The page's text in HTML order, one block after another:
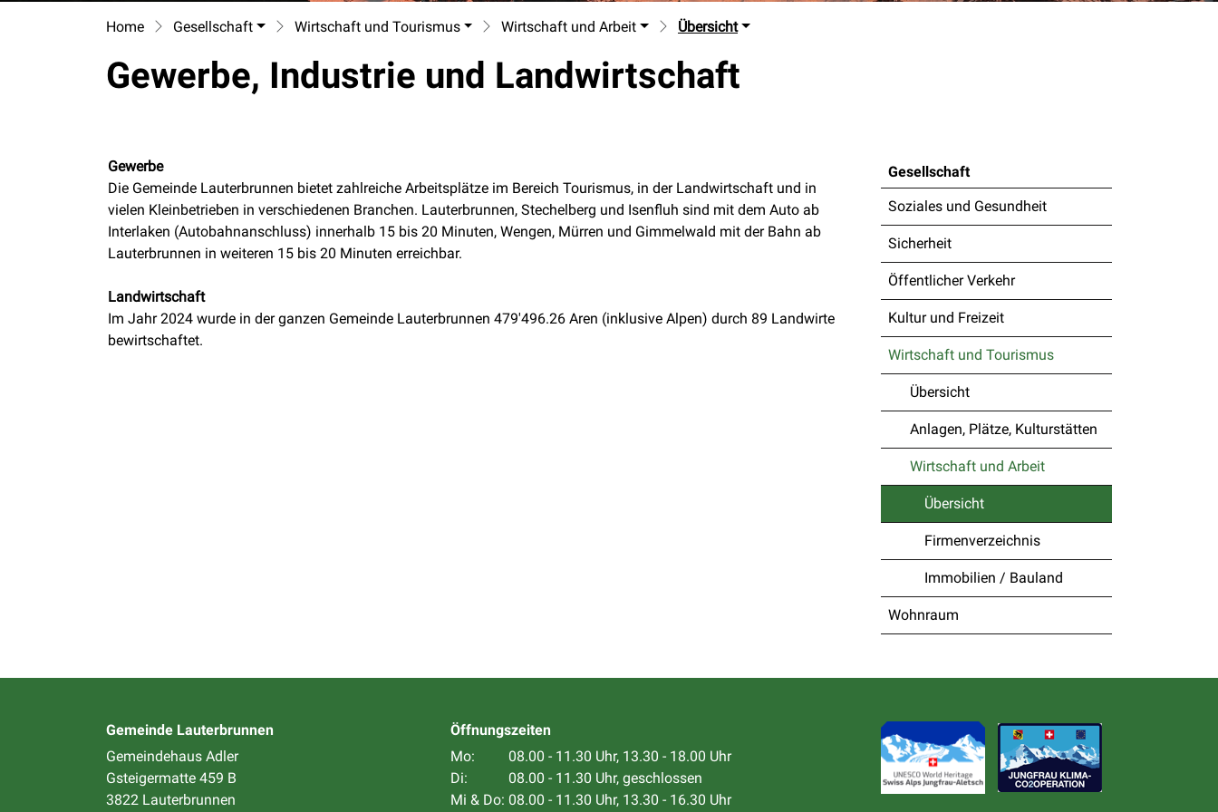
Home Gesellschaft Wirtschaft und Tourismus Wirtschaft und Arbeit Übersicht
Gewerbe, Industrie und Landwirtschaft
Gesellschaft
Soziales und Gesundheit
Sicherheit
Öffentlicher Verkehr
Kultur und Freizeit
Wirtschaft und Tourismus
Übersicht
Anlagen, Plätze, Kulturstätten
Wirtschaft und Arbeit
Übersicht
(ausgewählt)
Firmenverzeichnis
Immobilien / Bauland
Wohnraum
Gewerbe
Die Gemeinde Lauterbrunnen bietet zahlreiche Arbeitsplätze im Bereich Tourismus, in der Landwirtschaft und in
vielen Kleinbetrieben in verschiedenen Branchen. Lauterbrunnen, Stechelberg und Isenfluh sind mit dem Auto ab
Interlaken (Autobahnanschluss) innerhalb 15 bis 20 Minuten, Wengen, Mürren und Gimmelwald mit der Bahn ab
Lauterbrunnen in weiteren 15 bis 20 Minuten erreichbar.
Landwirtschaft
Im Jahr 2024 wurde in der ganzen Gemeinde Lauterbrunnen 479'496.26 Aren (inklusive Alpen) durch 89 Landwirte
bewirtschaftet.
Gemeinde Lauterbrunnen
Gemeindehaus Adler
Gsteigermatte 459 B
3822 Lauterbrunnen
Öffnungszeiten
Mo:
08.00 - 11.30 Uhr, 13.30 - 18.00 Uhr
Di:
08.00 - 11.30 Uhr, geschlossen
Mi & Do: 08.00 - 11.30 Uhr, 13.30 - 16.30 Uhr